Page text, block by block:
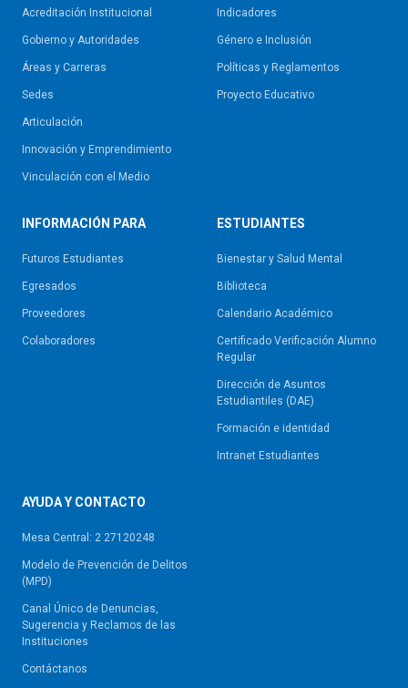
Acreditación Institucional
Gobierno y Autoridades​
Áreas y Carreras
Sedes
Articulación
Innovación y Emprendimiento
Vinculación con el Medio
Indicadores
Género e Inclusión
Políticas y Reglamentos​
Proyecto Educativo
INFORMACIÓN PARA
Futuros Estudiantes
Egresados
Proveedores
Colaboradores
ESTUDIANTES
Bienestar y Salud Mental
Biblioteca
Calendario Académico
Certificado Verificación Alumno
Regular
Dirección de Asuntos
Estudiantiles (DAE)
Formación e identidad
Intranet Estudiantes
AYUDA Y CONTACTO
Mesa Central: 2 27120248
Modelo de Prevención de Delitos
(MPD)
Canal Único de Denuncias,
Sugerencia y Reclamos de las
Instituciones
Contáctanos